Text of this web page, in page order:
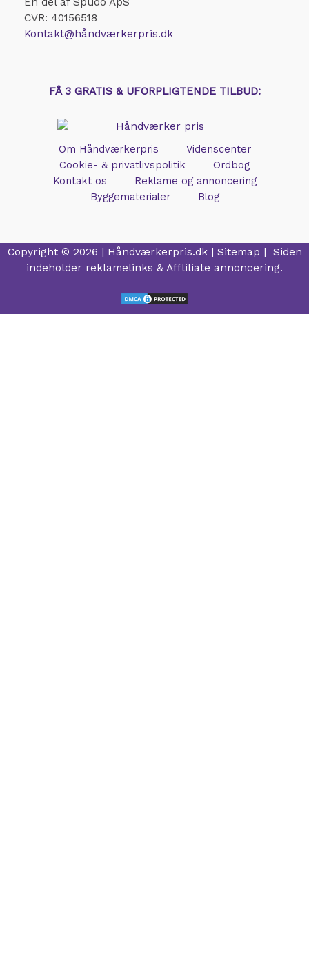
CVR: 40156518
Kontakt@håndværkerpris.dk
FÅ 3 GRATIS & UFORPLIGTENDE TILBUD:
Om Håndværkerpris
Videnscenter
Cookie- & privatlivspolitik
Ordbog
Kontakt os
Reklame og annoncering
Byggematerialer
Blog
Copyright © 2026 | Håndværkerpris.dk| Sitemap | Siden
indeholder reklamelinks & Affliliate annoncering.